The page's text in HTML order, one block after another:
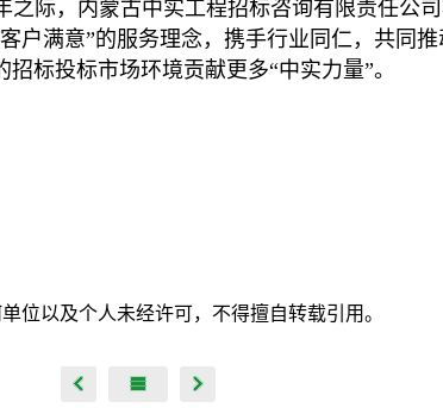
之际，内蒙古中实工程招标咨询有限责任公
户满意”的服务理念，携手行业同仁，共同
标投标市场环境贡献更多“中实力量”。
位以及个人未经许可，不得擅自转载引用。